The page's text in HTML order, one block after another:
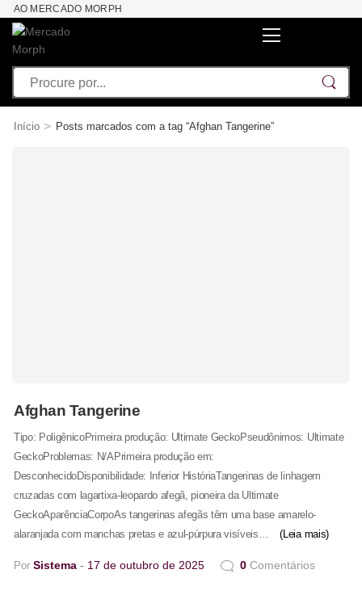
AO MERCADO MORPH
Início > Posts marcados com a tag “Afghan Tangerine”
Afghan Tangerine
Tipo: PoligênicoPrimeira produção: Ultimate GeckoPseudônimos: Ultimate
GeckoProblemas: N/APrimeira produção em:
DesconhecidoDisponibilidade: Inferior HistóriaTangerinas de linhagem
cruzadas com lagartixa-leopardo afegã, pioneira da Ultimate
GeckoAparênciaCorpoAs tangerinas afegãs têm uma base amarelo-
alaranjada com manchas pretas e azul-púrpura visíveis…
(Leia mais)
Por Sistema 17 de outubro de 2025 0 Comentários